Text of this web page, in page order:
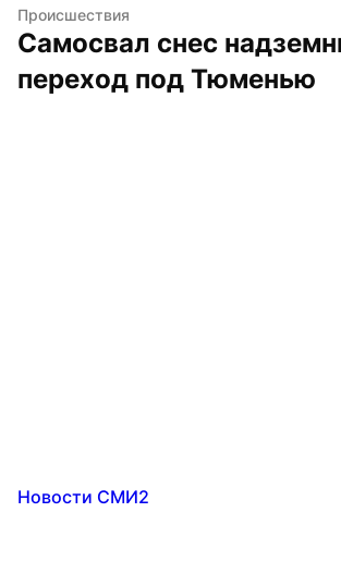
Происшествия
Самосвал снес
переход под Тюменью
Новости СМИ2